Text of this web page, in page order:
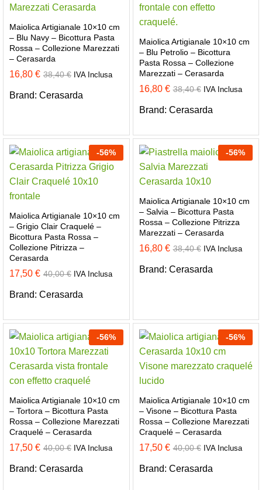
Maiolica Artigianale 10×10 cm
– Blu Navy – Bicottura Pasta
Rossa – Collezione Marezzati
– Cerasarda
16,80 € 38,40€ IVA Inclusa
Brand: Cerasarda
Maiolica Artigianale 10×10 cm
– Blu Petrolio – Bicottura
Pasta Rossa – Collezione
Marezzati – Cerasarda
16,80 € 38,40€ IVA Inclusa
Brand: Cerasarda
-56%
Maiolica Artigianale 10×10 cm
– Grigio Clair Craquelé –
Bicottura Pasta Rossa –
Collezione Pitrizza –
Cerasarda
17,50 € 40,00€ IVA Inclusa
Brand: Cerasarda
-56%
Maiolica Artigianale 10×10 cm
– Salvia – Bicottura Pasta
Rossa – Collezione Pitrizza
Marezzati – Cerasarda
16,80 € 38,40€ IVA Inclusa
Brand: Cerasarda
-56%
Maiolica Artigianale 10×10 cm
– Tortora – Bicottura Pasta
Rossa – Collezione Marezzati
Craquelé – Cerasarda
17,50 € 40,00€ IVA Inclusa
Brand: Cerasarda
-56%
Maiolica Artigianale 10×10 cm
– Visone – Bicottura Pasta
Rossa – Collezione Marezzati
Craquelé – Cerasarda
17,50 € 40,00€ IVA Inclusa
Brand: Cerasarda